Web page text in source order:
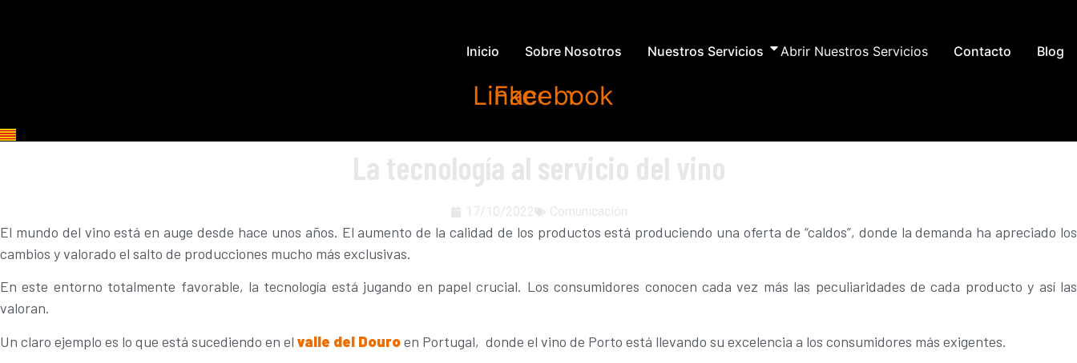
Inicio Sobre Nosotros Nuestros Servicios Abrir Nuestros Servicios Contacto Blog
Linkedin
Facebook
La tecnología al servicio del vino
17/10/2022 Comunicación
El mundo del vino está en auge desde hace unos años. El aumento de la calidad de los productos está produciendo una oferta de “caldos”, donde la demanda ha apreciado los
cambios y valorado el salto de producciones mucho más exclusivas.
En este entorno totalmente favorable, la tecnología está jugando en papel crucial. Los consumidores conocen cada vez más las peculiaridades de cada producto y así las
valoran.
Un claro ejemplo es lo que está sucediendo en el valle del Douroen Portugal, donde el vino de Porto está llevando su excelencia a los consumidores más exigentes.